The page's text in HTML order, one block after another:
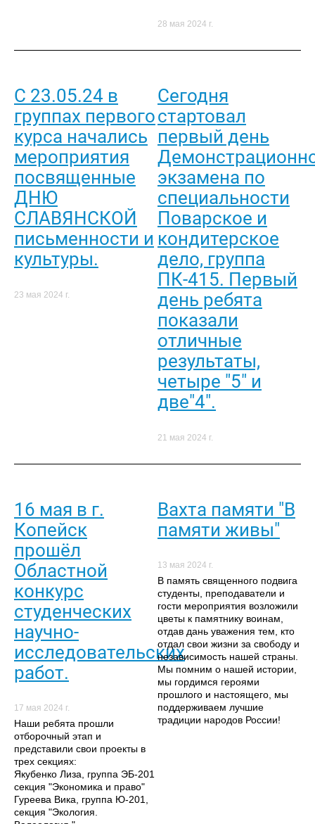
28 мая 2024 г.
С 23.05.24 в
группах первого
курса начались
мероприятия
посвященные
ДНЮ
СЛАВЯНСКОЙ
письменности и
культуры.
23 мая 2024 г.
Сегодня
стартовал
первый день
экзамена по
специальности
Поварское и
кондитерское
дело, группа
ПК-415. Первый
день ребята
показали
отличные
результаты,
четыре "5" и
две"4".
21 мая 2024 г.
16 мая в г.
Копейск
прошёл
Областной
конкурс
студенческих
научно-
исследовательских
работ.
17 мая 2024 г.
Наши ребята прошли
отборочный этап и
представили свои проекты в
трех секциях:
Якубенко Лиза, группа ЭБ-201
секция "Экономика и право"
Гуреева Вика, группа Ю-201,
секция "Экология.
Вахта памяти "В
памяти живы"
13 мая 2024 г.
В память священного подвига
студенты, преподаватели и
гости мероприятия возложили
цветы к памятнику воинам,
отдав дань уважения тем, кто
отдал свои жизни за свободу и
независимость нашей страны.
Мы помним о нашей истории,
мы гордимся героями
прошлого и настоящего, мы
поддерживаем лучшие
традиции народов России!